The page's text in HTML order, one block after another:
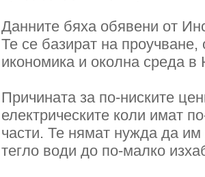
Данните бяха обявени от
Те се базират на
икономика и околна среда
Причината за по-ниските
електрическите коли имат
части. Те нямат нужда да
тегло води до по-малко